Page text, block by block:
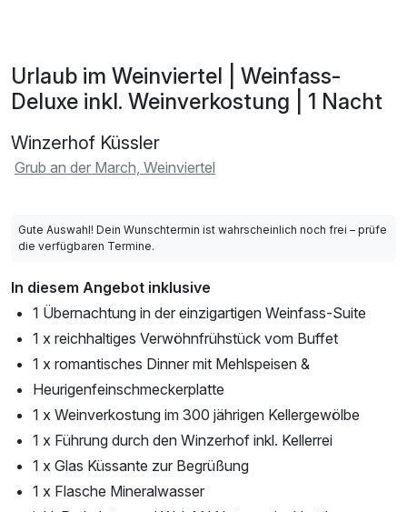
Urlaub im Weinviertel | Weinfass-
Deluxe inkl. Weinverkostung | 1 Nacht
Winzerhof Küssler
Grub an der March, Weinviertel
Gute Auswahl! Dein Wunschtermin ist wahrscheinlich noch frei – prüfe
die verfügbaren Termine.
In diesem Angebot inklusive
1 Übernachtung in der einzigartigen Weinfass-Suite
1 x reichhaltiges Verwöhnfrühstück vom Buffet
1 x romantisches Dinner mit Mehlspeisen &
Heurigenfeinschmeckerplatte
1 x Weinverkostung im 300 jährigen Kellergewölbe
1 x Führung durch den Winzerhof inkl. Kellerrei
1 x Glas Küssante zur Begrüßung
1 x Flasche Mineralwasser